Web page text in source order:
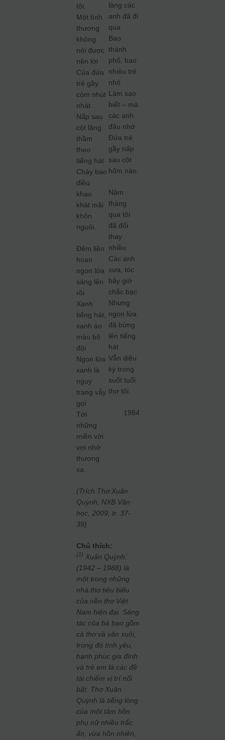
tôi.
Một tình
thương
không
nói được
nên lời
Của đứa
trẻ gầy
còm nhút
nhát
Nấp sau
cột lặng
thầm
theo
tiếng hát
Cháy bao
điều
khao
khát mãi
khôn
nguôi.
Đêm liên
hoan
ngọn lửa
sáng lên
rồi
Xanh
tiếng hát,
xanh áo
màu bộ
đội
Ngọn lửa
xanh là
ngụy
trang vẫy
gọi
Tới
những
miền vời
vợi nhớ
thương
xa.
làng các
anh đã đi
qua
Bao
thành
phố, bao
nhiêu trẻ
nhỏ
Làm sao
biết – mà
các anh
đâu nhớ
Đứa trẻ
gầy nấp
sau cột
hôm nào.
Năm
tháng
qua tôi
đã đổi
thay
nhiều
Các anh
xưa, tóc
bây giờ
chắc bạc
Nhưng
ngọn lửa
đã bừng
lên tiếng
hát
Vẫn diệu
kỳ trong
suốt tuổi
thơ tôi.
1984
(Trích Thơ Xuân
Quỳnh, NXB Văn
học, 2009, tr. 37-
39)
Chú thích:
(1) Xuân Quỳnh:
(1942 – 1988) là
một trong những
nhà thơ tiêu biểu
của nền thơ Việt
Nam hiện đại. Sáng
tác của bà bao gồm
cả thơ và văn xuôi,
trong đó tình yêu,
hạnh phúc gia đình
và trẻ em là các đề
tài chiếm vị trí nổi
bật. Thơ Xuân
Quỳnh là tiếng lòng
của một tâm hồn
phụ nữ nhiều trắc
ẩn, vừa hồn nhiên,